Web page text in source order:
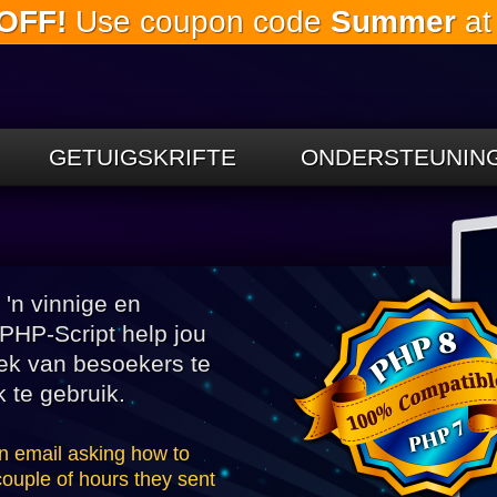
Slaan oor
na die
Use coupon code Summerat
GETUIGSKRIFTE
vinnige en
Script help jou
van besoekers te
te gebruik.
email asking how to
of hours they sent